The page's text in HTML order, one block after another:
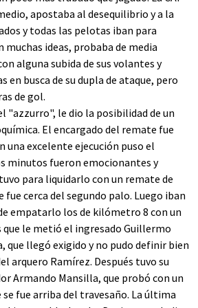
apostaba al desequilibrio y a la
y todas las pelotas iban para
muchas ideas, probaba de media
alguna subida de sus volantes y
en busca de su dupla de ataque, pero
de gol.
"azzurro", le dio la posibilidad de un
El encargado del remate fue
una excelente ejecución puso el
minutos fueron emocionantes y
para liquidarlo con un remate de
fue cerca del segundo palo. Luego iban
empatarlo los de kilómetro 8 con un
le metió el ingresado Guillermo
que llegó exigido y no pudo definir bien
arquero Ramírez. Después tuvo su
Armando Mansilla, que probó con un
fue arriba del travesaño. La última